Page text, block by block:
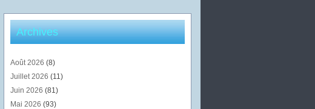
Archives
Août 2026 (8)
Juillet 2026 (11)
Juin 2026 (81)
Mai 2026 (93)